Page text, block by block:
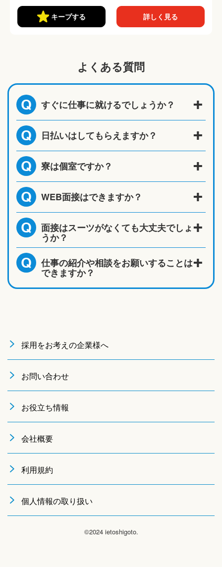
キープする 詳しく見る
よくある質問
Q すぐに仕事に就けるでしょうか？
Q 日払いはしてもらえますか？
Q 寮は個室ですか？
Q WEB面接はできますか？
Q 面接はスーツがなくても大丈夫でしょ
うか？
Q 仕事の紹介や相談をお願いすることは
できますか？
採用をお考えの企業様へ
お問い合わせ
お役立ち情報
会社概要
利用規約
個人情報の取り扱い
©2024 ietoshigoto.